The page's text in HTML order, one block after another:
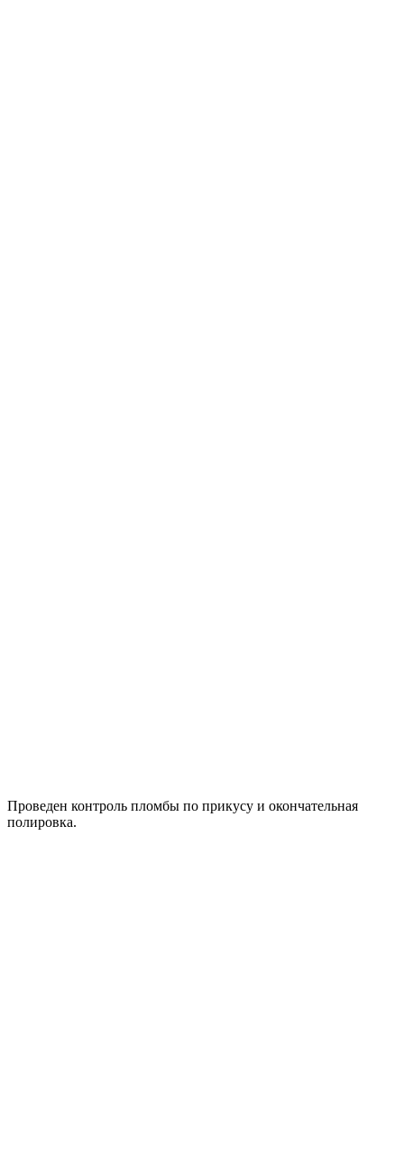
Проведен контроль пломбы по прикусу и окончательная
полировка.